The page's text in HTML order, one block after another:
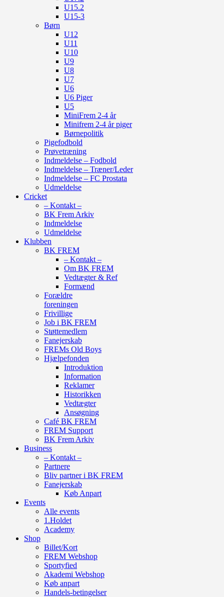
U15.2
U15-3
Børn
U12
U11
U10
U9
U8
U7
U6
U6 Piger
U5
MiniFrem 2-4 år
Minifrem 2-4 år piger
Børnepolitik
Pigefodbold
Prøvetræning
Indmeldelse – Fodbold
Indmeldelse – Træner/Leder
Indmeldelse – FC Prostata
Udmeldelse
Cricket
– Kontakt –
BK Frem Arkiv
Indmeldelse
Udmeldelse
Klubben
BK FREM
– Kontakt –
Om BK FREM
Vedtægter & Ref
Formænd
Forældre
foreningen
Frivillige
Job i BK FREM
Støttemedlem
Fanejerskab
FREMs Old Boys
Hjælpefonden
Introduktion
Information
Reklamer
Historikken
Vedtægter
Ansøgning
Café BK FREM
FREM Support
BK Frem Arkiv
Business
– Kontakt –
Partnere
Bliv partner i BK FREM
Fanejerskab
Køb Anpart
Events
Alle events
1.Holdet
Academy
Shop
Billet/Kort
FREM Webshop
Sportyfied
Akademi Webshop
Køb anpart
Handels-betingelser